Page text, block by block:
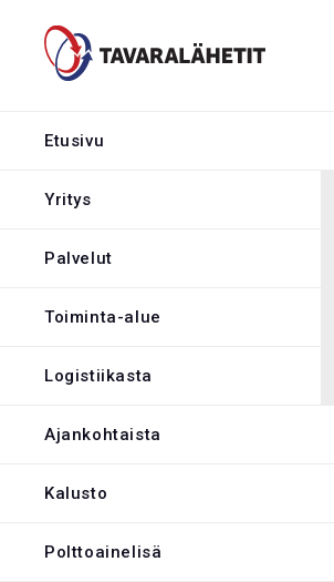
Etusivu
Yritys
Palvelut
Toiminta-alue
Logistiikasta
Ajankohtaista
Kalusto
Polttoainelisä
Avaa